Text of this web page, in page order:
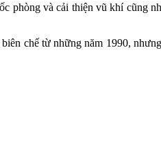
phòng và cải thiện vũ khí cũng
chế từ những năm 1990,